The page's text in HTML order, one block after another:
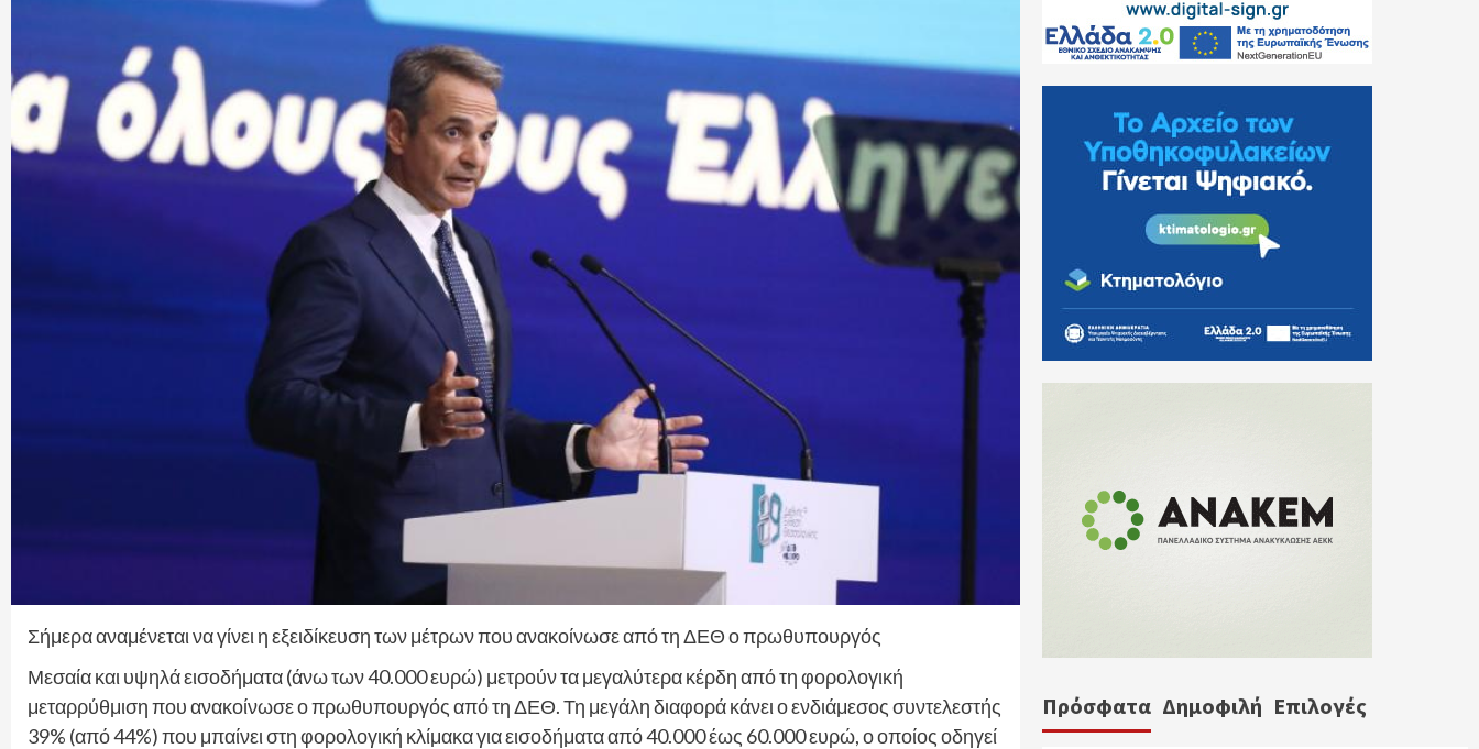
Σήμερα αναμένεται να γίνει η εξειδίκευση των μέτρων που ανακοίνωσε από τη ΔΕΘ ο πρωθυπουργός
Μεσαία και υψηλά εισοδήματα (άνω των 40.000 ευρώ) μετρούν τα μεγαλύτερα κέρδη από τη φορολογική
μεταρρύθμιση που ανακοίνωσε ο πρωθυπουργός από τη ΔΕΘ. Τη μεγάλη διαφορά κάνει ο ενδιάμεσος συντελεστής
39% (από 44%) που μπαίνει στη φορολογική κλίμακα για εισοδήματα από 40.000 έως 60.000 ευρώ, ο οποίος οδηγεί
Πρόσφατα Δημοφιλή Επιλογές